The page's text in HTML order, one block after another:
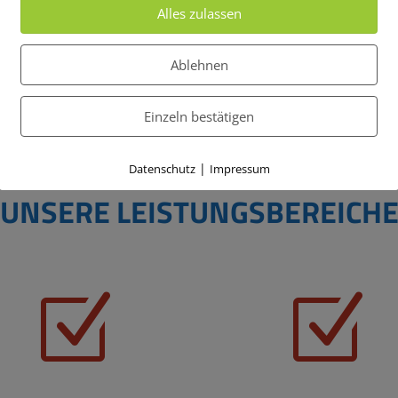
UNSERE LEISTUNGSBEREICHE
Z Z
Alles zulassen
Ablehnen
Einzeln bestätigen
Datenschutz| Impressum